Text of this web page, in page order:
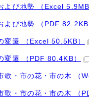
よび地勢 （Excel 5.9MB
よび地勢 （PDF 82.2KB
変遷 （Excel 50.5KB）
変遷 （PDF 80.4KB）
歌・市の花・市の木 （
歌・市の花・市の木 （